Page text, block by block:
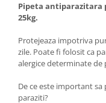
Pipeta antiparazitara
25kg.
Protejeaza impotriva
zile. Poate fi folosit ca
alergice determinate de
De ce este important
paraziti?